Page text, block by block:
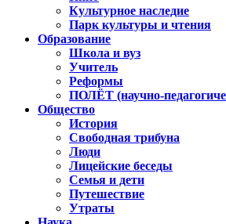
Культурное наследие
Парк культуры и чтения
Образование
Школа и вуз
Учитель
Реформы
ПОЛЁТ (научно-
Общество
История
Свободная трибуна
Люди
Лицейские беседы
Семья и дети
Путешествие
Утраты